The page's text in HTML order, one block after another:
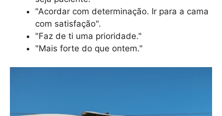
"Acordar com determinação. Ir para a cama
com satisfação".
"Faz de ti uma prioridade."
"Mais forte do que ontem."